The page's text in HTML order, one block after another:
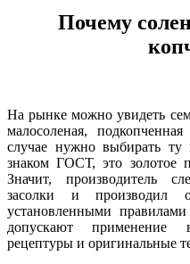
Почему
На рынке можно увидеть
малосоленая,
случае нужно выбирать ту
знаком ГОСТ, это золотое
Значит, производитель
засолки и производил
установленными
допускают применение
рецептуры и оригинальные